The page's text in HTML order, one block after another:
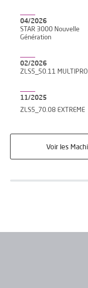
04/2026
STAR 3000 Nouvelle
Génération
02/2026
ZLS5_50.11
11/2025
ZLS5_70.08 EXTREME
Voir les